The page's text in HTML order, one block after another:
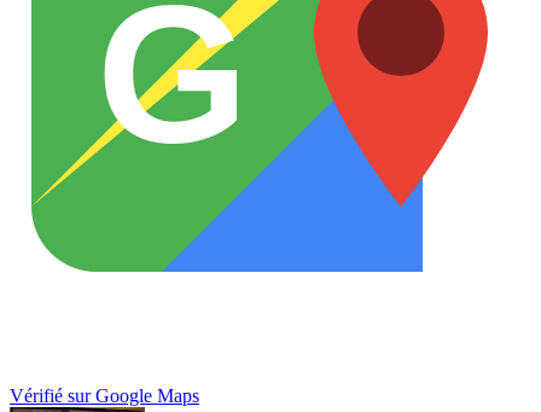
G
Vérifié sur Google Maps